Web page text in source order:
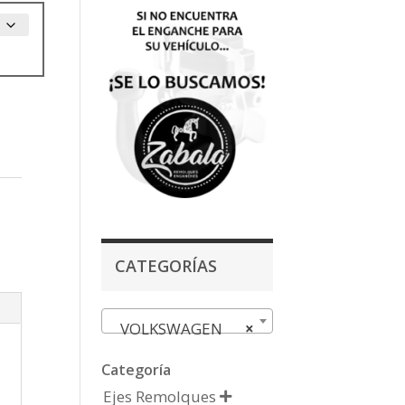
CATEGORÍAS
×
VOLKSWAGEN
Categoría
Ejes Remolques 